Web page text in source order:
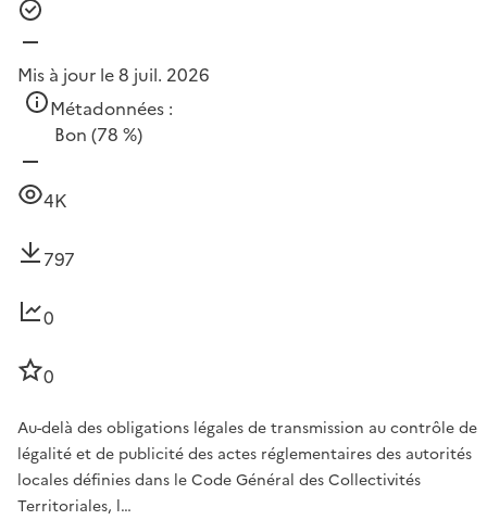
Mis à jour le 8 juil. 2026
Métadonnées :
Bon (78 %)
4K
797
0
0
Au-delà des obligations légales de transmission au contrôle de
légalité et de publicité des actes réglementaires des autorités
locales définies dans le Code Général des Collectivités
Territoriales, l…